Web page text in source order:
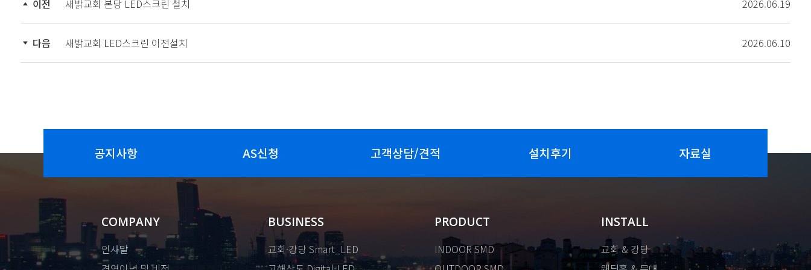
이전 새밝교회 본당 LED스크린 설치 2026.06.19
다음 새밝교회 LED스크린 이전설치 2026.06.10
공지사항 AS신청 고객상담/견적 설치후기 자료실
COMPANY
인사말
BUSINESS
교회·강당 Smart_LED
PRODUCT
INDOOR SMD
INSTALL
교회 & 강당